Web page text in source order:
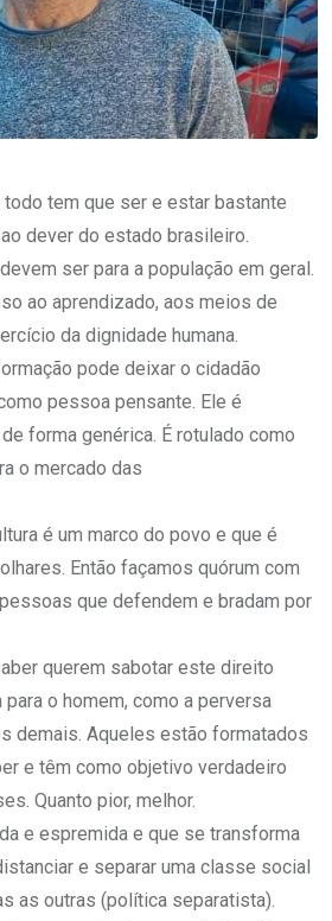
tem que ser e estar bastante
dever do estado brasileiro.
ser para a população em geral.
ao aprendizado, aos meios de
da dignidade humana.
pode deixar o cidadão
pessoa pensante. Ele é
forma genérica. É rotulado como
o mercado das
é um marco do povo e que é
Então façamos quórum com
que defendem e bradam por
querem sabotar este direito
para o homem, como a perversa
demais. Aqueles estão formatados
e têm como objetivo verdadeiro
Quanto pior, melhor.
e espremida e que se transforma
e separar uma classe social
as outras (política separatista).